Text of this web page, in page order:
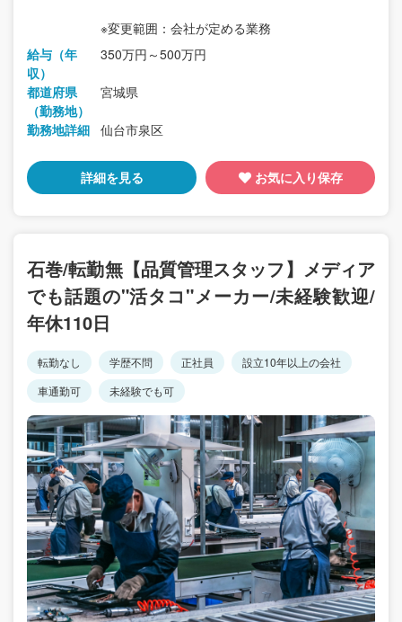
※変更範囲：会社が定める業務
給与（年
収）
350万円～500万円
都道府県
（勤務地）
宮城県
勤務地詳細 仙台市泉区
詳細を見る お気に入り保存
石巻/転勤無【品質管理スタッフ】メディア
でも話題の"活タコ"メーカー/未経験歓迎/
年休110日
転勤なし 学歴不問 正社員
設立10年以上の会社
車通勤可
未経験でも可